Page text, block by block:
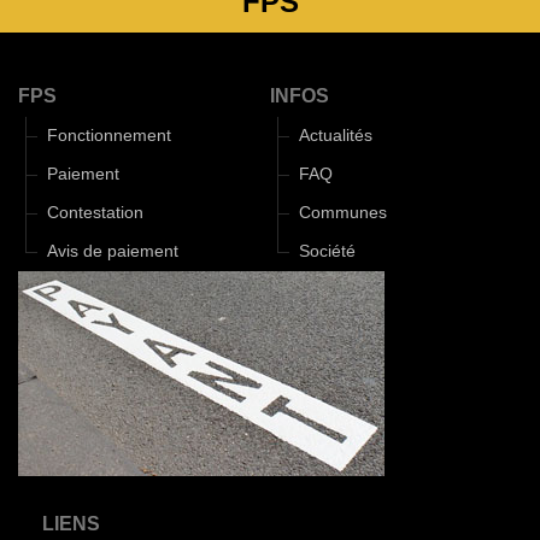
FPS
Fonctionnement
Paiement
Contestation
Avis de paiement
INFOS
Actualités
FAQ
Communes
Société
LIENS